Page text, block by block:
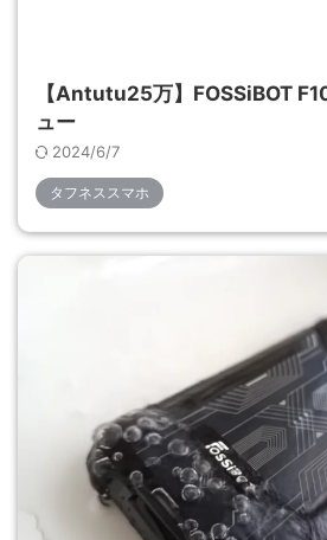
【Antutu25万】FOSSiBOT
ュー
2024/6/7
タフネススマホ